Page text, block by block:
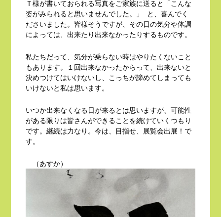
Ｔ様が書いておられる写真をご家族に送ると「こんな
姿がみられると思いませんでした。」 と、喜んでく
ださいました。皆様そうですが、その日の気分や体調
によっては、出来たり出来なかったりするものです。
私たちだって、気分が乗らない時はやりたくないこと
もあります。１回出来なかったからって、出来ないと
決めつけてはいけないし、こっちが諦めてしまっても
いけないと私は思います。
いつか出来なくなる日が来るとは思いますが、可能性
がある限りは皆さんができることを続けていくつもり
です。継続は力なり。今は、目指せ、展覧会出展！で
す。
（あすか）